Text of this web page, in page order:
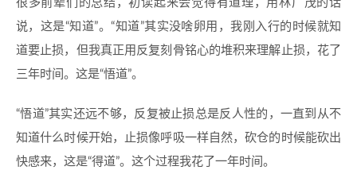
很多前辈们的总结，初读起来会觉得有道理，用林广茂的话
说，这是“知道”。“知道”其实没啥卵用，我刚入行的时候就知
道要止损，但我真正用反复刻骨铭心的堆积来理解止损，花了
三年时间。这是“悟道”。
“悟道”其实还远不够，反复被止损总是反人性的，一直到从不
知道什么时候开始，止损像呼吸一样自然，砍仓的时候能砍出
快感来，这是“得道”。这个过程我花了一年时间。